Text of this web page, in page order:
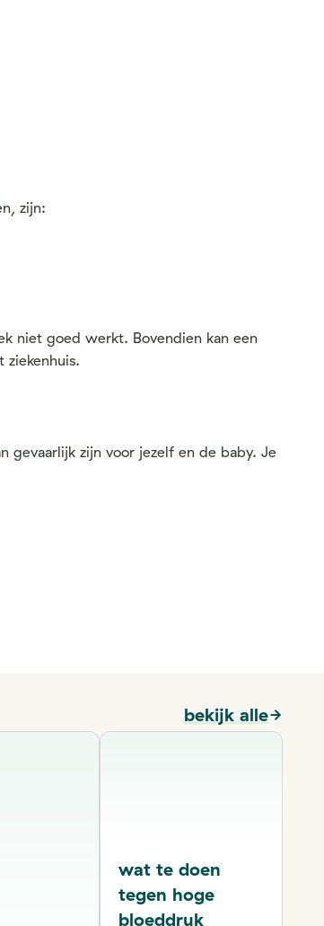
zijn:
niet goed werkt. Bovendien kan een
zijn voor jezelf en de baby. Je
bekijk alle
wat te doen
tegen hoge
bloeddruk